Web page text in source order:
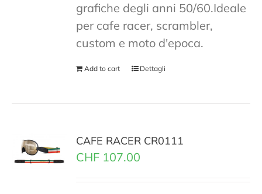
grafiche degli anni 50/60.Ideale
per cafe racer, scrambler,
custom e moto d'epoca.
Add to cart Dettagli
CAFE RACER CR0111
CHF 107.00